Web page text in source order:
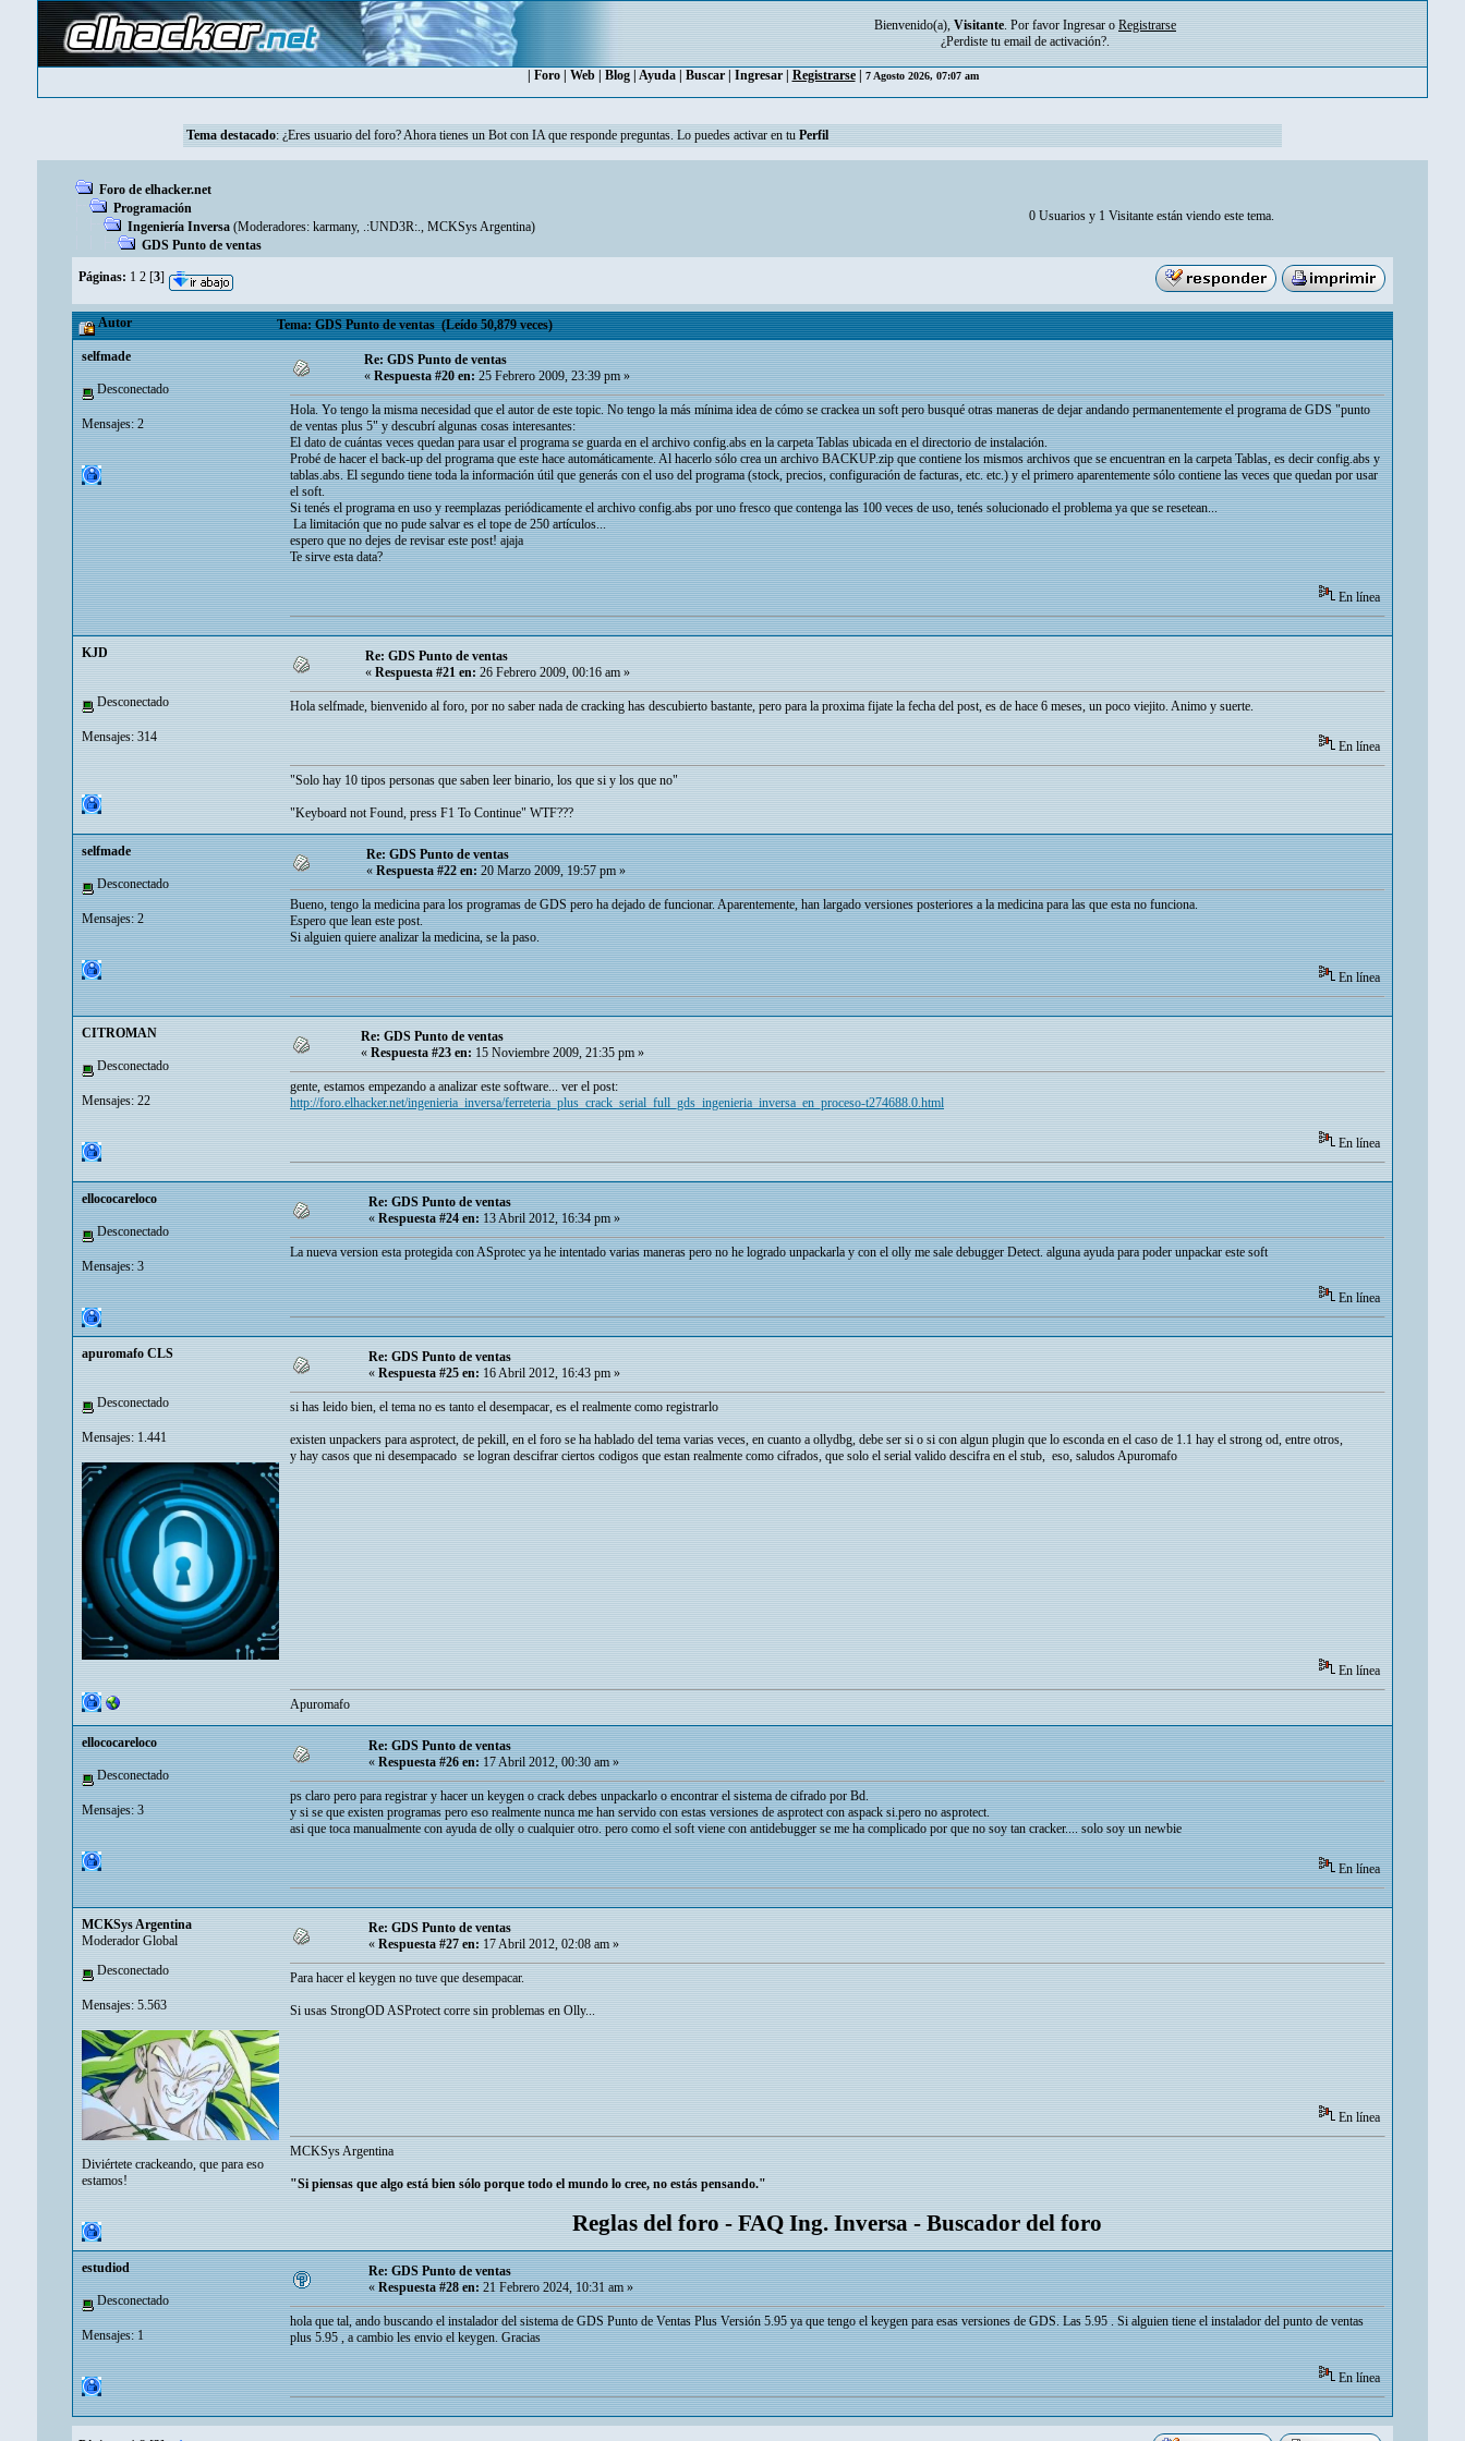
Bienvenido(a), Visitante. Por favor Ingresar o Registrarse
¿Perdiste tu email de activación?.
Foro| Web| Blog| Ayuda| Buscar| Ingresar| Registrarse| 7 Agosto 2026, 07:07 am
Tema destacado: ¿Eres usuario del foro? Ahora tienes un Bot con IA que responde preguntas. Lo puedes activar en tu Perfil
Foro de elhacker.net
Programación
Ingeniería Inversa (Moderadores: karmany, .:UND3R:., MCKSys Argentina)
GDS Punto de ventas
0 Usuarios y 1 Visitante están viendo este tema.
Páginas: 1 2 [3]
Autor Tema: GDS Punto de ventas (Leído 50,879 veces)
selfmade
Desconectado
Mensajes: 2
Re: GDS Punto de ventas
«Respuesta #20 en:25 Febrero 2009, 23:39 pm »
Hola. Yo tengo la misma necesidad que el autor de este topic. No tengo la más mínima idea de cómo se crackea un soft pero busqué otras maneras de dejar andando permanentemente el programa de GDS "punto
de ventas plus 5" y descubrí algunas cosas interesantes:
El dato de cuántas veces quedan para usar el programa se guarda en el archivo config.abs en la carpeta Tablas ubicada en el directorio de instalación.
Probé de hacer el back-up del programa que este hace automáticamente. Al hacerlo sólo crea un archivo BACKUP.zip que contiene los mismos archivos que se encuentran en la carpeta Tablas, es decir config.abs y
tablas.abs. El segundo tiene toda la información útil que generás con el uso del programa (stock, precios, configuración de facturas, etc. etc.) y el primero aparentemente sólo contiene las veces que quedan por usar
el soft.
Si tenés el programa en uso y reemplazas periódicamente el archivo config.abs por uno fresco que contenga las 100 veces de uso, tenés solucionado el problema ya que se resetean...
La limitación que no pude salvar es el tope de 250 artículos...
espero que no dejes de revisar este post! ajaja
Te sirve esta data?
En línea
KJD
Desconectado
Mensajes: 314
Re: GDS Punto de ventas
« Respuesta #21 en: 26 Febrero 2009, 00:16 am »
Hola selfmade, bienvenido al foro, por no saber nada de cracking has descubierto bastante, pero para la proxima fijate la fecha del post, es de hace 6 meses, un poco viejito. Animo y suerte.
En línea
"Solo hay 10 tipos personas que saben leer binario, los que si y los que no"
"Keyboard not Found, press F1 To Continue" WTF???
selfmade
Desconectado
Mensajes: 2
Re: GDS Punto de ventas
«Respuesta #22 en:20 Marzo 2009, 19:57 pm »
Bueno, tengo la medicina para los programas de GDS pero ha dejado de funcionar. Aparentemente, han largado versiones posteriores a la medicina para las que esta no funciona.
Espero que lean este post.
Si alguien quiere analizar la medicina, se la paso.
En línea
CITROMAN
Desconectado
Mensajes: 22
Re: GDS Punto de ventas
« Respuesta #23 en: 15 Noviembre 2009, 21:35 pm »
gente, estamos empezando a analizar este software... ver el post:
http://foro.elhacker.net/ingenieria_inversa/ferreteria_plus_crack_serial_full_gds_ingenieria_inversa_en_proceso-t274688.0.html
En línea
ellococareloco
Desconectado
Mensajes: 3
Re: GDS Punto de ventas
«Respuesta #24 en:13 Abril 2012, 16:34 pm »
La nueva version esta protegida con ASprotec ya he intentado varias maneras pero no he logrado unpackarla y con el olly me sale debugger Detect. alguna ayuda para poder unpackar este soft
En línea
apuromafo CLS
Desconectado
Mensajes: 1.441
Re: GDS Punto de ventas
« Respuesta #25 en: 16 Abril 2012, 16:43 pm »
si has leido bien, el tema no es tanto el desempacar, es el realmente como registrarlo
existen unpackers para asprotect, de pekill, en el foro se ha hablado del tema varias veces, en cuanto a ollydbg, debe ser si o si con algun plugin que lo esconda en el caso de 1.1 hay el strong od, entre otros,
y hay casos que ni desempacado se logran descifrar ciertos codigos que estan realmente como cifrados, que solo el serial valido descifra en el stub, eso, saludos Apuromafo
En línea
Apuromafo
ellococareloco
Desconectado
Mensajes: 3
Re: GDS Punto de ventas
«Respuesta #26 en:17 Abril 2012, 00:30 am »
ps claro pero para registrar y hacer un keygen o crack debes unpackarlo o encontrar el sistema de cifrado por Bd.
y si se que existen programas pero eso realmente nunca me han servido con estas versiones de asprotect con aspack si.pero no asprotect.
asi que toca manualmente con ayuda de olly o cualquier otro. pero como el soft viene con antidebugger se me ha complicado por que no soy tan cracker.... solo soy un newbie
En línea
MCKSys Argentina
Moderador Global
Desconectado
Mensajes: 5.563
Diviértete crackeando, que para eso
estamos!
Re: GDS Punto de ventas
« Respuesta #27 en: 17 Abril 2012, 02:08 am »
Para hacer el keygen no tuve que desempacar.
Si usas StrongOD ASProtect corre sin problemas en Olly...
En línea
MCKSys Argentina
"Si piensas que algo está bien sólo porque todo el mundo lo cree, no estás pensando."
Reglas del foro - FAQ Ing. Inversa- Buscador del foro
estudiod
Desconectado
Mensajes: 1
Re: GDS Punto de ventas
«Respuesta #28 en:21 Febrero 2024, 10:31 am »
hola que tal, ando buscando el instalador del sistema de GDS Punto de Ventas Plus Versión 5.95 ya que tengo el keygen para esas versiones de GDS. Las 5.95 . Si alguien tiene el instalador del punto de ventas
plus 5.95 , a cambio les envio el keygen. Gracias
En línea